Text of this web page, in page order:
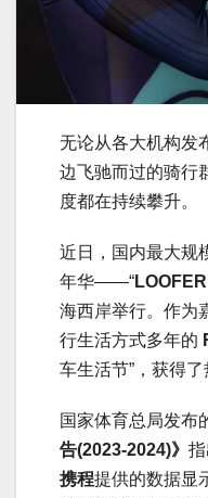
无论从各大机构发
边飞驰而过的骑行
度都在持续攀升。
近日，国内最大规
年华——“
海西岸举行。作为
行生活方式多年的
车生活节”，获得了
国家体育总局发布
告(2023-2024)》
携程提供的数据显